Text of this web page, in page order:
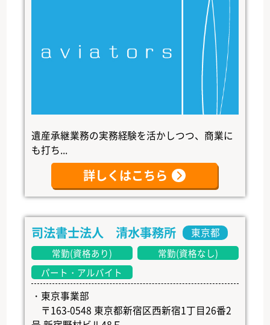
遺産承継業務の実務経験を活かしつつ、商業に
も打ち...
詳しくはこちら
司法書士法人 清水事務所 東京都
常勤(資格あり)
常勤(資格なし)
パート・アルバイト
・東京事業部
〒163-0548 東京都新宿区西新宿1丁目26番2